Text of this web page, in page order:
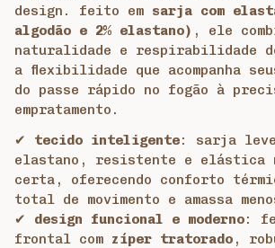
design. feito em sarja com
algodão e 2% elastano) , ele
naturalidade e respirabilidade
a flexibilidade que acompanha
do passe rápido no fogão à
empratamento.
✔ tecido inteligente: sarja leve
elastano, resistente e elástica
certa, oferecendo conforto
total de movimento e amassa
✔ design funcional e moderno:
frontal com zíper tratorado ,